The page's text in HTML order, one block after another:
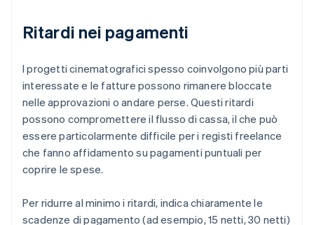
Ritardi nei pagamenti
I progetti cinematografici spesso coinvolgono più parti
interessate e le fatture possono rimanere bloccate
nelle approvazioni o andare perse. Questi ritardi
possono compromettere il flusso di cassa, il che può
essere particolarmente difficile per i registi freelance
che fanno affidamento su pagamenti puntuali per
coprire le spese.
Per ridurre al minimo i ritardi, indica chiaramente le
scadenze di pagamento (ad esempio, 15 netti, 30 netti)